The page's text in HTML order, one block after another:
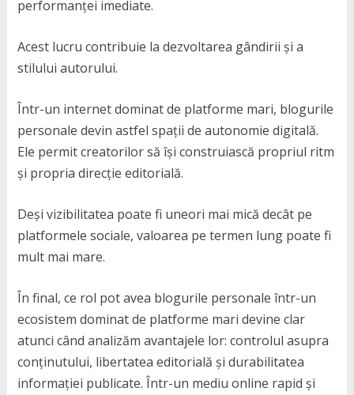
performanței imediate.
Acest lucru contribuie la dezvoltarea gândirii și a
stilului autorului.
Într-un internet dominat de platforme mari, blogurile
personale devin astfel spații de autonomie digitală.
Ele permit creatorilor să își construiască propriul ritm
și propria direcție editorială.
Deși vizibilitatea poate fi uneori mai mică decât pe
platformele sociale, valoarea pe termen lung poate fi
mult mai mare.
În final, ce rol pot avea blogurile personale într-un
ecosistem dominat de platforme mari devine clar
atunci când analizăm avantajele lor: controlul asupra
conținutului, libertatea editorială și durabilitatea
informației publicate. Într-un mediu online rapid și